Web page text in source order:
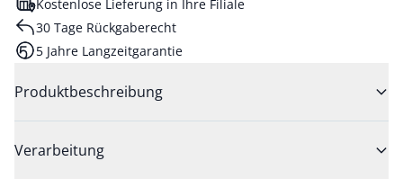
Kostenlose Lieferung in Ihre Filiale
30 Tage Rückgaberecht
5 Jahre Langzeitgarantie
Produktbeschreibung
Verarbeitung